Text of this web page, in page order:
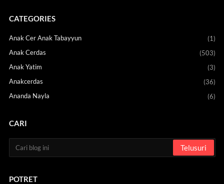
CATEGORIES
Anak Cer Anak Tabayyun
(1)
Anak Cerdas
(503)
Anak Yatim
(3)
Anakcerdas
(36)
Ananda Nayla
(6)
CARI
POTRET